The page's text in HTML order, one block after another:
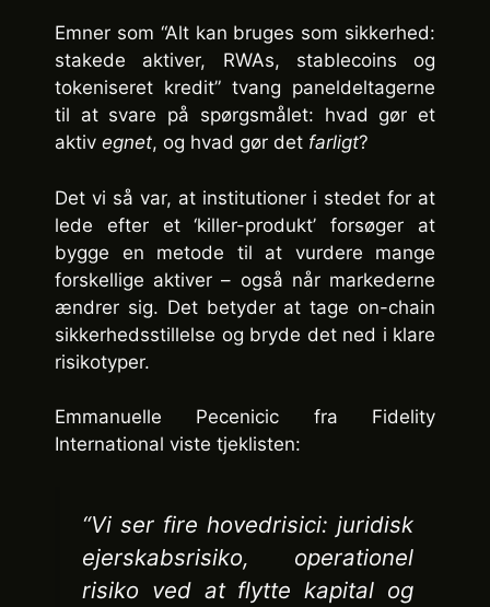
Emner som “Alt kan bruges som sikkerhed:
stakede aktiver, RWAs, stablecoins og
tokeniseret kredit” tvang paneldeltagerne
til at svare på spørgsmålet: hvad gør et
aktiv egnet, og hvad gør det farligt?
Det vi så var, at institutioner i stedet for at
lede efter et ‘killer-produkt’ forsøger at
bygge en metode til at vurdere mange
forskellige aktiver – også når markederne
ændrer sig. Det betyder at tage on-chain
sikkerhedsstillelse og bryde det ned i klare
risikotyper.
Emmanuelle Pecenicic fra Fidelity
International viste tjeklisten:
“Vi ser fire hovedrisici: juridisk
ejerskabsrisiko, operationel
risiko ved at flytte kapital og